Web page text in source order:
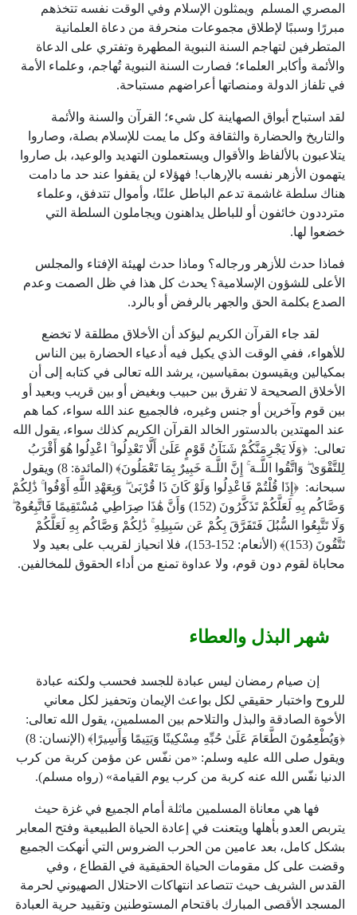
المصري المسلم ويمثلون الإسلام وفي الوقت نفسه تتخذهم
مبررًا وسببًا لإطلاق مجموعات منحرفة من دعاة العلمانية
المتطرفين لتهاجم السنة النبوية المطهرة وتفتري على الدعاة
والأئمة وأكابر العلماء؛ فصارت السنة النبوية تُهاجم، وعلماء الأمة
في تلفاز الدولة ومنصاتها أعراضهم مستباحة.
لقد استباح أبواق الصهاينة كل شيء؛ القرآن والسنة والأئمة
والتاريخ والحضارة والثقافة وكل ما يمت للإسلام بصلة، وصاروا
يتلاعبون بالألفاظ والأقوال ويستعملون التهديد والوعيد، بل صاروا
يتهمون الأزهر نفسه بالإرهاب! فهؤلاء لن يقفوا عند حد ما دامت
هناك سلطة غاشمة تدعم الباطل علنًا، وأموال تتدفق، وعلماء
مترددون خائفون أو للباطل يداهنون ويجاملون السلطة التي
خضعوا لها.
فماذا حدث للأزهر ورجاله؟ وماذا حدث لهيئة الإفتاء والمجلس
الأعلى للشؤون الإسلامية؟ يحدث كل هذا في ظل الصمت وعدم
الصدع بكلمة الحق والجهر بالرفض أو بالرد.
لقد جاء القرآن الكريم ليؤكد أن الأخلاق مطلقة لا تخضع
للأهواء، ففي الوقت الذي يكيل فيه أدعياء الحضارة بين الناس
بمكيالين ويقيسون بمقياسين، يرشد الله تعالى في كتابه إلى أن
الأخلاق الصحيحة لا تفرق بين حبيب وبغيض أو بين قريب وبعيد أو
بين قوم وآخرين أو جنس وغيره، فالجميع عند الله سواء، كما هم
عند المهتدين بالدستور الخالد القرآن الكريم كذلك سواء، يقول الله
تعالى: ﴿وَلَا يَجْرِمَنَّكُمْ شَنَآنُ قَوْمٍ عَلَىٰ أَلَّا تَعْدِلُوا ۚ اعْدِلُوا هُوَ أَقْرَبُ
لِلتَّقْوَىٰ ۖ وَاتَّقُوا اللَّـهَ ۚ إِنَّ اللَّـهَ خَبِيرٌ بِمَا تَعْمَلُونَ﴾ (المائدة: 8) ويقول
سبحانه: ﴿إِذَا قُلْتُمْ فَاعْدِلُوا وَلَوْ كَانَ ذَا قُرْبَىٰ ۖ وَبِعَهْدِ اللَّهِ أَوْفُوا ۚ ذَٰلِكُمْ
وَصَّاكُم بِهِ لَعَلَّكُمْ تَذَكَّرُونَ (152) وَأَنَّ هَٰذَا صِرَاطِي مُسْتَقِيمًا فَاتَّبِعُوهُ ۖ
وَلَا تَتَّبِعُوا السُّبُلَ فَتَفَرَّقَ بِكُمْ عَن سَبِيلِهِ ۚ ذَٰلِكُمْ وَصَّاكُم بِهِ لَعَلَّكُمْ
تَتَّقُونَ (153)﴾ (الأنعام: 152
-
153)، فلا انحياز لقريب على بعيد ولا
محاباة لقوم دون قوم، ولا عداوة تمنع من أداء الحقوق للمخالفين.
شهر البذل والعطاء
إن صيام رمضان ليس عبادة للجسد فحسب ولكنه عبادة
للروح واختبار حقيقي لكل بواعث الإيمان وتحفيز لكل معاني
الأخوة الصادقة والبذل والتلاحم بين المسلمين، يقول الله تعالى:
﴿وَيُطْعِمُونَ الطَّعَامَ عَلَىٰ حُبِّهِ مِسْكِينًا وَيَتِيمًا وَأَسِيرًا﴾ (الإنسان: 8
)
ويقول صلى الله عليه وسلم: «من نفّس عن مؤمن كربة من كرب
الدنيا نفّس الله عنه كربة من كرب يوم القيامة» (رواه مسلم).
فها هي معاناة المسلمين ماثلة أمام الجميع في غزة حيث
يتربص العدو بأهلها ويتعنت في إعادة الحياة الطبيعية وفتح المعابر
بشكل كامل، بعد عامين من الحرب الضروس التي أنهكت الجميع
وقضت على كل مقومات الحياة الحقيقية في القطاع ، وفي
القدس الشريف حيث تتصاعد انتهاكات الاحتلال الصهيوني لحرمة
المسجد الأقصى المبارك باقتحام المستوطنين وتقييد حرية العبادة